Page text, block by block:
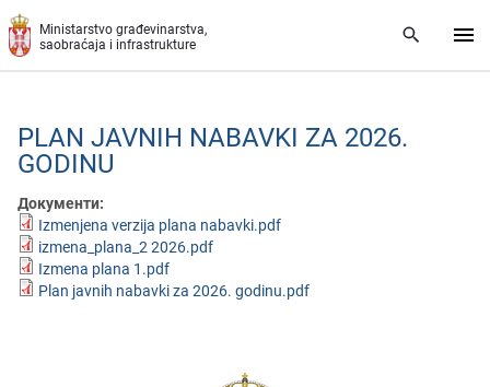
Preskoči na glavni deo sadržaja
Ministarstvo građevinarstva,
saobraćaja i infrastrukture
PLAN JAVNIH NABAVKI ZA 2026.
GODINU
Документи:
Izmenjena verzija plana nabavki.pdf
izmena_plana_2 2026.pdf
Izmena plana 1.pdf
Plan javnih nabavki za 2026. godinu.pdf